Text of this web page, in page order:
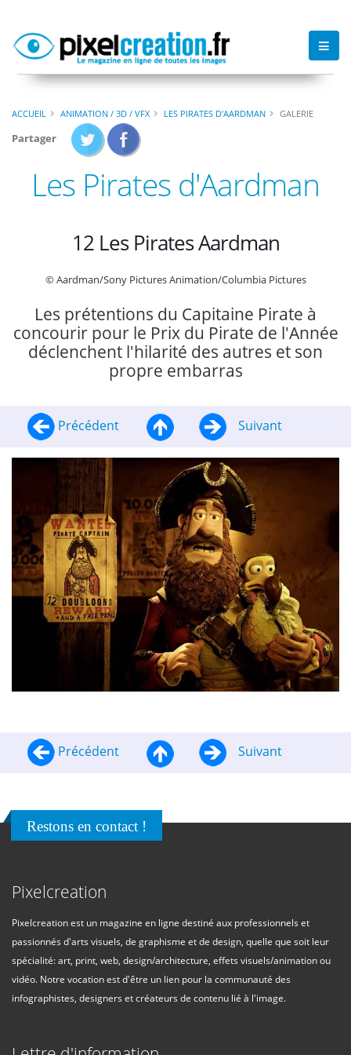
ACCUEIL ANIMATION / 3D / VFX LES PIRATES D'AARDMAN GALERIE
Partager
Les Pirates d'Aardman
12 Les Pirates Aardman
© Aardman/Sony Pictures Animation/Columbia Pictures
Les prétentions du Capitaine Pirate à
concourir pour le Prix du Pirate de l'Année
déclenchent l'hilarité des autres et son
propre embarras
Précédent Suivant
Précédent Suivant
Restons en contact !
Pixelcreation
Pixelcreation est un magazine en ligne destiné aux professionnels et
passionnés d'arts visuels, de graphisme et de design, quelle que soit leur
spécialité: art, print, web, design/architecture, effets visuels/animation ou
vidéo. Notre vocation est d'être un lien pour la communauté des
infographistes, designers et créateurs de contenu lié à l'image.